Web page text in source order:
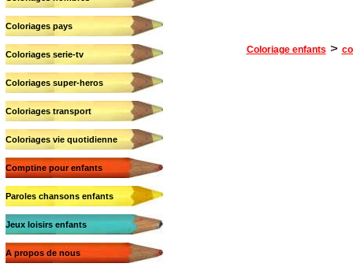
Coloriages pays
Coloriages serie-tv
Coloriages super-heros
Coloriages transport
Coloriages vie quotidienne
Comptine pour enfants
Paroles chansons enfants
Jeux loisirs enfants
A propos de nous
Coloriage enfants >